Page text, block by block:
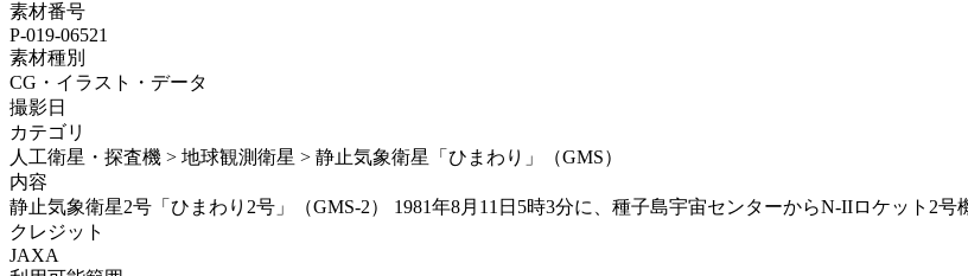
素材番号
P-019-06521
素材種別
CG・イラスト・データ
撮影日
カテゴリ
人工衛星・探査機 > 地球観測衛星 > 静止気象衛星「ひまわり」（GMS）
内容
静止気象衛星2号「ひまわり2号」（GMS-2） 1981年8月11日5時3分に、種子島宇宙センターからN-IIロケット2号
クレジット
JAXA